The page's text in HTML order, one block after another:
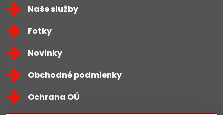
Naše služby
Fotky
Novinky
Obchodné podmienky
Ochrana OÚ